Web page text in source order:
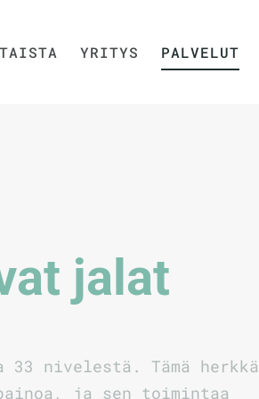
YRITYS PALVELUT
jalat
nivelestä. Tämä herkkä
ja sen toimintaa